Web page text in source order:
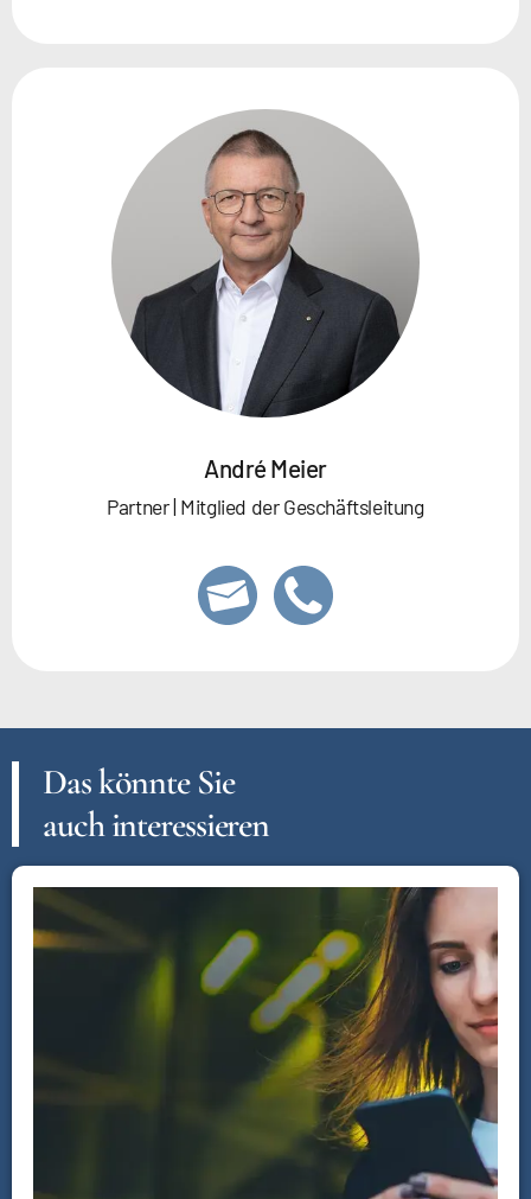
André Meier
Partner | Mitglied der Geschäftsleitung
Das könnte Sie
auch interessieren